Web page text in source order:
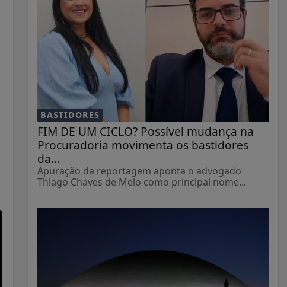
BASTIDORES
FIM DE UM CICLO? Possível mudança na
Procuradoria movimenta os bastidores
da...
Apuração da reportagem aponta o advogado
Thiago Chaves de Melo como principal nome...